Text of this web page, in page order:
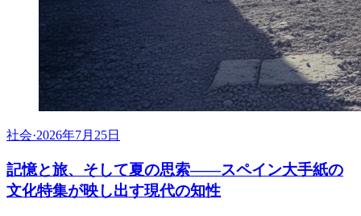
社会·2026年7月25日
記憶と旅、そして夏の思索――スペイン大手紙の
文化特集が映し出す現代の知性